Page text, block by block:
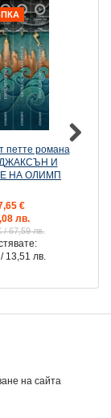
петте романа
И
НА ОЛИМП
€
лв.
/ 67,59 лв.
/ 13,51 лв.
на сайта